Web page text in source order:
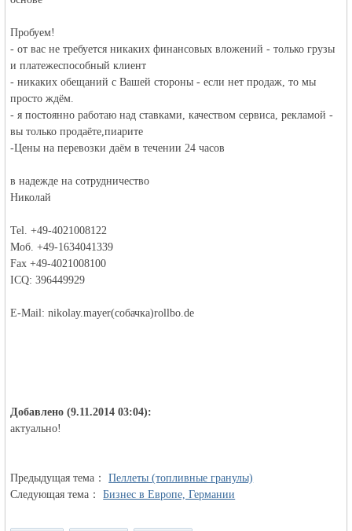
Пробуем!
- от вас не требуется никаких финансовых вложений - только грузы
и платежеспособный клиент
- никаких обещаний с Вашей стороны - если нет продаж, то мы
просто ждём.
- я постоянно работаю над ставками, качеством сервиса, рекламой -
вы только продаёте,пиарите
-Цены на перевозки даём в течении 24 часов
в надежде на сотрудничество
Николай
Tel. +49-4021008122
Моб. +49-1634041339
Fax +49-4021008100
ICQ: 396449929
E-Mail: nikolay.mayer(собачка)rollbo.de
Добавлено (9.11.2014 03:04):
актуально!
Предыдущая тема：Пеллеты (топливные гранулы)
Следующая тема：Бизнес в Европе, Германии